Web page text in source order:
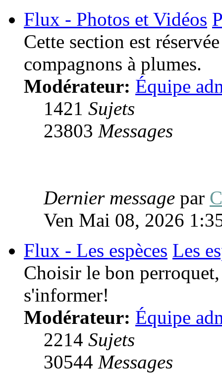
Flux - Photos et Vidéos
Cette section est
compagnons à plumes.
Modérateur: Équipe
1421 Sujets
23803 Messages
Dernier message par
Ven Mai 08, 2026
Flux - Les espèces Les
Choisir le bon
s'informer!
Modérateur: Équipe
2214 Sujets
30544 Messages